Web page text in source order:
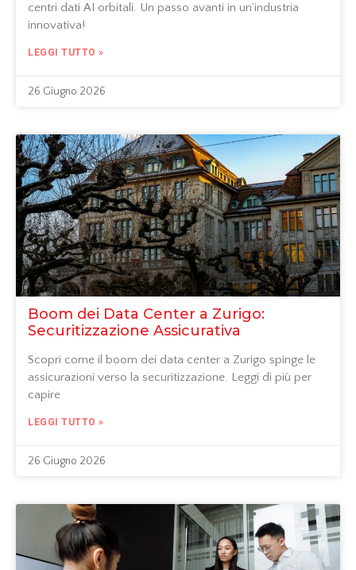
centri dati AI orbitali. Un passo avanti in un’industria
innovativa!
LEGGI TUTTO »
26 Giugno 2026
Boom dei Data Center a Zurigo:
Securitizzazione Assicurativa
Scopri come il boom dei data center a Zurigo spinge le
assicurazioni verso la securitizzazione. Leggi di più per
capire
LEGGI TUTTO »
26 Giugno 2026